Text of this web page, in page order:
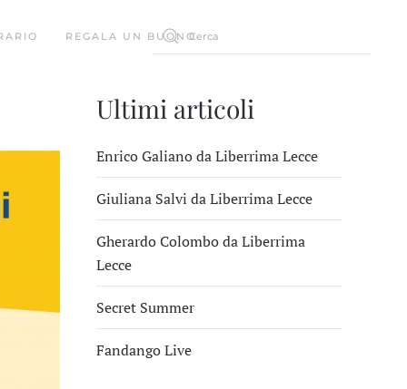
REGALA UN BUONO
Ultimi articoli
Enrico Galiano da Liberrima Lecce
Giuliana Salvi da Liberrima Lecce
Gherardo Colombo da Liberrima
Lecce
Secret Summer
Fandango Live